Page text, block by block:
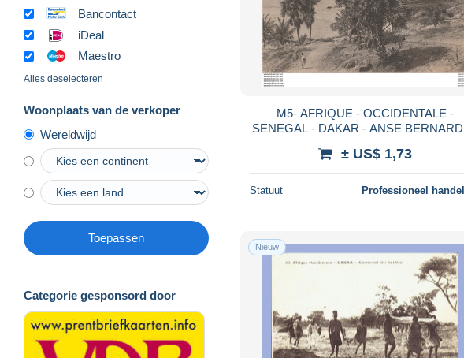
Bancontact
iDeal
Maestro
Alles deselecteren
Woonplaats van de verkoper
Wereldwijd
Toepassen
Categorie gesponsord door
M5- AFRIQUE - OCCIDENTALE -
SENEGAL - DAKAR - ANSE BERNARD - (
± US$ 1,73
Statuut Professioneel
Nieuw